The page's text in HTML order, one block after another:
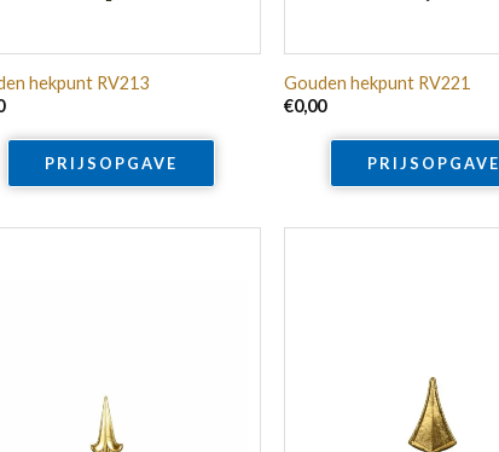
hekpunt RV213
PRIJSOPGAVE
Gouden hekpunt RV221
€0,00
PRIJSOPGAVE